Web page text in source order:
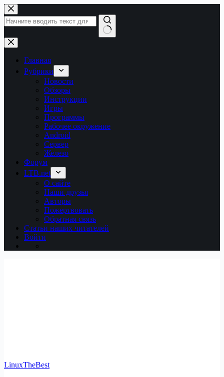
Перейти
к
сути
Ничего
не
найденоГлавная
Рубрики
Новости
Обзоры
Инструкции
Игры
Программы
Рабочее окружение
Android
Сервер
Железо
Форум
LTB.net
О сайте
Наши друзья
Авторы
Пожертвовать
Обратная связь
Статьи наших читателей
Войти
LinuxTheBest